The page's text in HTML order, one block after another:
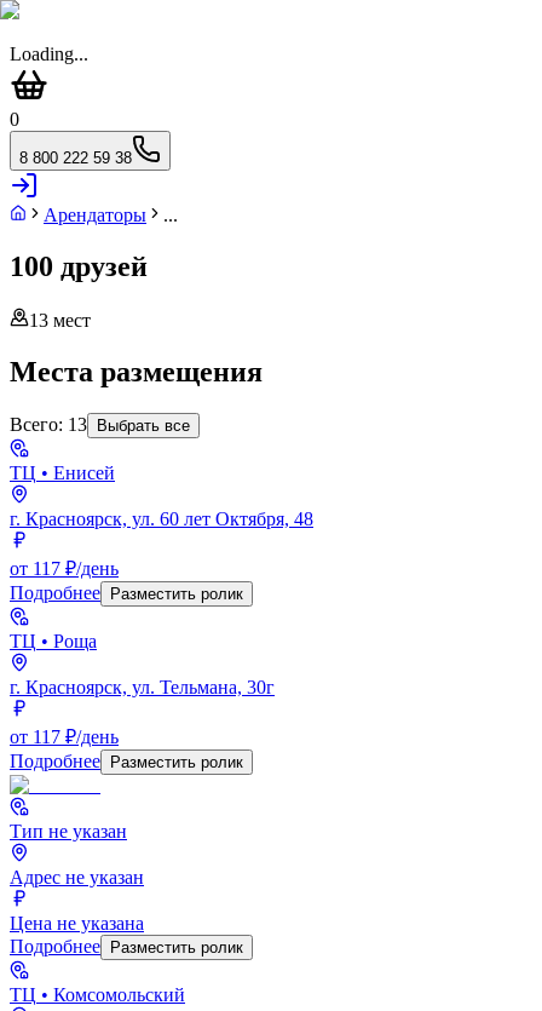
Loading...
0
8 800 222 59 38
Арендаторы ...
100 друзей
13 мест
Места размещения
Всего: 13 Выбрать все
ТЦ • Енисей
г. Красноярск, ул. 60 лет Октября, 48
от 117 ₽/день
Подробнее Разместить ролик
ТЦ • Роща
г. Красноярск, ул. Тельмана, 30г
от 117 ₽/день
Подробнее Разместить ролик
Тип не указан
Адрес не указан
Цена не указана
Подробнее Разместить ролик
ТЦ • Комсомольский